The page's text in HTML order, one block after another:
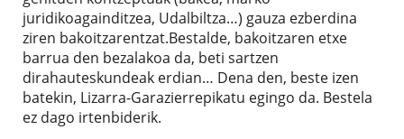
juridikoagainditzea, Udalbiltza…) gauza ezberdina
ziren bakoitzarentzat.Bestalde, bakoitzaren etxe
barrua den bezalakoa da, beti sartzen
dirahauteskundeak erdian… Dena den, beste izen
batekin, Lizarra-Garazierrepikatu egingo da. Bestela
ez dago irtenbiderik.